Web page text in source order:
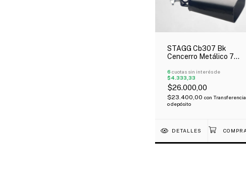
STAGG Cb307 Bk
Cencerro Metálico 7
6 cuotas sin interés de
$4.333,33
$26.000,00
$23.400,00 con Transferencia
o depósito
DETALLES